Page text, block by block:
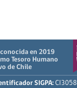
en 2019
Tesoro Humano
de Chile
SIGPA: CI3058